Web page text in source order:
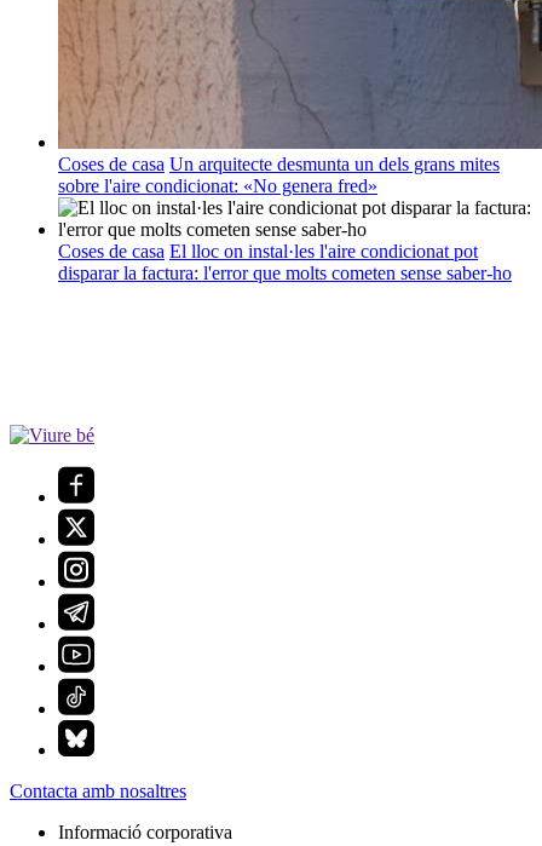
Coses de casa Un arquitecte desmunta un dels grans mites
sobre l'aire condicionat: «No genera fred»
Coses de casa El lloc on instal·les l'aire condicionat pot
disparar la factura: l'error que molts cometen sense saber-ho
Contacta amb nosaltres
Informació corporativa